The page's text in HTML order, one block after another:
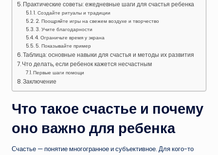
Практические советы: ежедневные шаги для счастья ребенка
1. Создайте ритуалы и традиции
2. Поощряйте игры на свежем воздухе и творчество
3. Учите благодарности
4. Ограничьте время у экрана
5. Показывайте пример
Таблица: основные навыки для счастья и методы их развития
Что делать, если ребенок кажется несчастным
Первые шаги помощи
Заключение
Что такое счастье и почему
оно важно для ребенка
Счастье — понятие многогранное и субъективное. Для кого-то